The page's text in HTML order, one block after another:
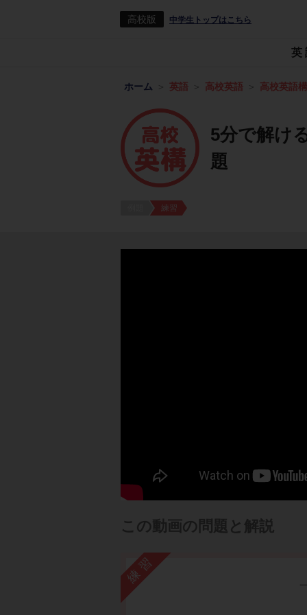
高校版 中学生トップはこちら
英
ホーム 英語 高校英語 高校英語
5分で解け
題
練習
この動画の問題と解説
練習